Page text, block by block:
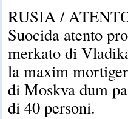
RUSIA /
Suocida atento
merkato di
la maxim
di Moskva dum
di 40 personi.